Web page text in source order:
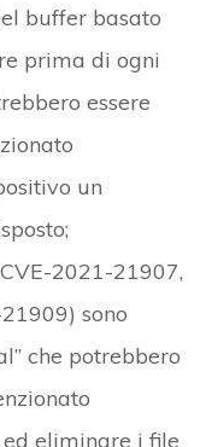
buffer basato
prima di ogni
essere
un
2021-21907,
sono
che potrebbero
eliminare i file